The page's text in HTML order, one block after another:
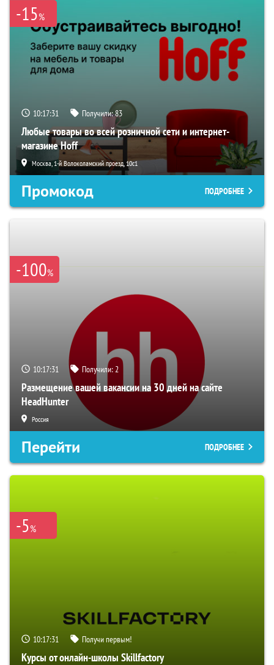
-15%
10:17:30 Получили:83
Любые товары во всей розничной сети и интернет-
магазине Hoff
Москва, 1-й Волоколамский проезд, 10с1
Промокод ПОДРОБНЕЕ
-100%
10:17:30 Получили:2
Размещение вашей вакансии на 30 дней на сайте
HeadHunter
Россия
Перейти ПОДРОБНЕЕ
-5%
10:17:30 Получи первым!
Курсы от онлайн-школы Skillfactory